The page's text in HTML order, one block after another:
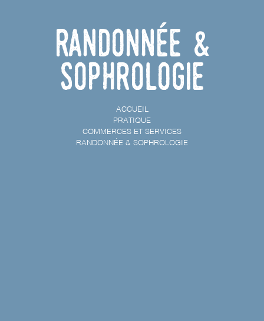
Randonnée &
Sophrologie
ACCUEIL
PRATIQUE
COMMERCES ET SERVICES
RANDONNÉE & SOPHROLOGIE